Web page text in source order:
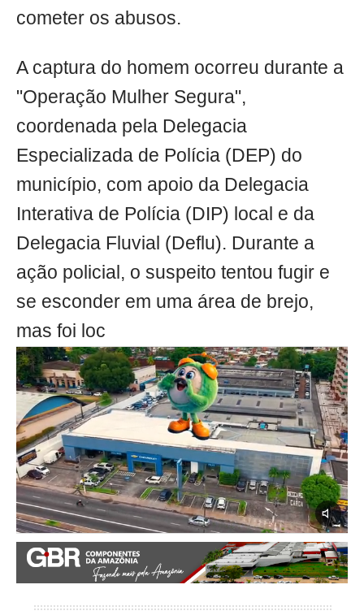
cometer os abusos.
A captura do homem ocorreu durante a
"Operação Mulher Segura",
coordenada pela Delegacia
Especializada de Polícia (DEP) do
município, com apoio da Delegacia
Interativa de Polícia (DIP) local e da
Delegacia Fluvial (Deflu). Durante a
ação policial, o suspeito tentou fugir e
se esconder em uma área de brejo,
mas foi loc